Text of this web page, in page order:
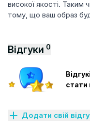
високої якості.
тому, що ваш образ
Відгуки 0
Додати свій